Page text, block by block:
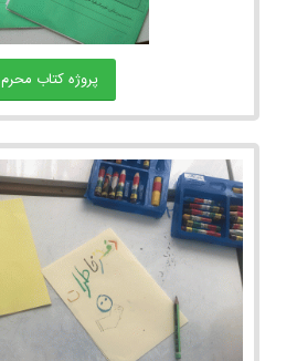
پروژه کتاب محرم